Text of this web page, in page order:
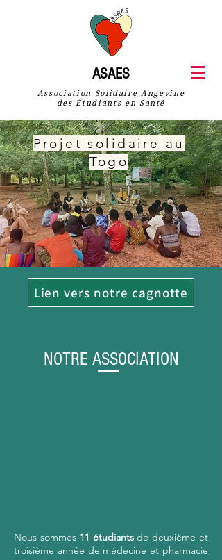
ASAES
Association Solidaire Angevine
des Étudiants en Santé
Projet solidaire au
Togo
Lien vers notre cagnotte
NOTRE ASSOCIATION
Nous sommes 11 étudiantsde deuxième et
troisième année de médecine et pharmacie